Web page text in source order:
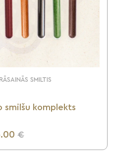
SMILTIS
smilšu komplekts
€
VAIRĀK